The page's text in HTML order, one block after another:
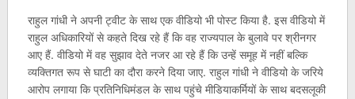
राहुल गांधी ने अपनी ट्वीट के साथ एक वीडियो भी पोस्ट किया है. इस वीडियो में
राहुल अधिकारियों से कहते दिख रहे हैं कि वह राज्यपाल के बुलावे पर श्रीनगर
आए हैं. वीडियो में वह सुझाव देते नजर आ रहे हैं कि उन्हें समूह में नहीं बल्कि
व्यक्तिगत रूप से घाटी का दौरा करने दिया जाए. राहुल गांधी ने वीडियो के जरिये
आरोप लगाया कि प्रतिनिधिमंडल के साथ पहुंचे मीडियाकर्मियों के साथ बदसलूकी